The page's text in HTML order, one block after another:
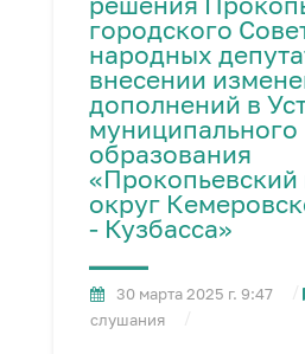
городского
народных
внесении
дополнений в
муниципального
образования
«Прокопьевский
округ
- Кузбасса»
30 марта 2025 г. 9:47
слушания